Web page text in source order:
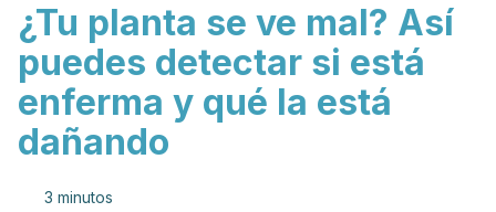
¿Tu planta se ve mal? Así
puedes detectar si está
enferma y qué la está
dañando
3 minutos